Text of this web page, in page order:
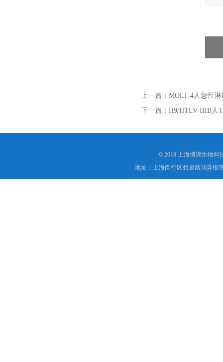
上一篇： MOLT-4人急性
下一篇： H9/HTLV-IIIB人
© 2018 上海博湖生物科
地址：上海闵行区碧泉路36弄银